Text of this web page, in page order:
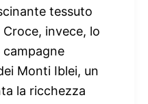
tessuto
invece, lo
campagne
Monti Iblei, un
la ricchezza